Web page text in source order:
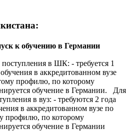
к обучению в Германии
поступления в ШК: - требуется 1
в аккредитованном вузе
профилю, по которому
обучение в Германии. Для
в вуз: - требуются 2 года
в аккредитованном вузе по
профилю, по которому
обучение в Германии